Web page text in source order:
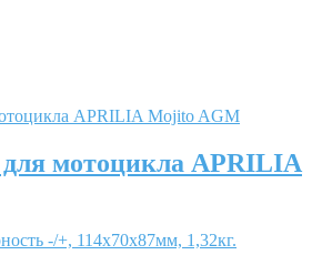
мотоцикла APRILIA
-/+, 114x70x87мм, 1,32кг.